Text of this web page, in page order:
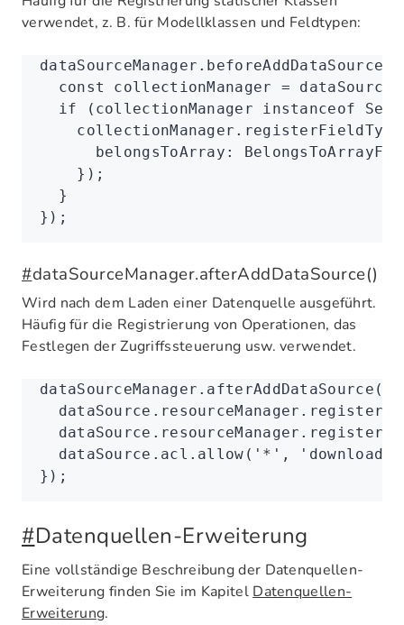
verwendet, z. B. für Modellklassen und Feldtypen:
dataSourceManager .beforeAddDataSource
  const
collectionManager = dataSource
  if
(collectionManager instanceof
    collectionManager
      belongsToArray
:
    });
  }
});
#dataSourceManager.afterAddDataSource()
Wird nach dem Laden einer Datenquelle ausgeführt.
Häufig für die Registrierung von Operationen, das
Festlegen der Zugriffssteuerung usw. verwendet.
dataSourceManager .afterAddDataSource
  dataSource
. resourceManager
  dataSource
. resourceManager
  dataSource
. acl .allow ( '*' ,
});
#Datenquellen-Erweiterung
Eine vollständige Beschreibung der Datenquellen-
Erweiterung finden Sie im KapitelDatenquellen-
Erweiterung.